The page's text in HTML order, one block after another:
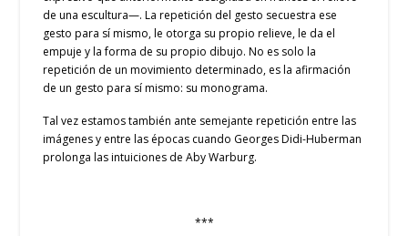
de una escultura—. La repetición del gesto secuestra ese
gesto para sí mismo, le otorga su propio relieve, le da el
empuje y la forma de su propio dibujo. No es solo la
repetición de un movimiento determinado, es la afirmación
de un gesto para sí mismo: su monograma.
Tal vez estamos también ante semejante repetición entre las
imágenes y entre las épocas cuando Georges Didi-Huberman
prolonga las intuiciones de Aby Warburg.
***